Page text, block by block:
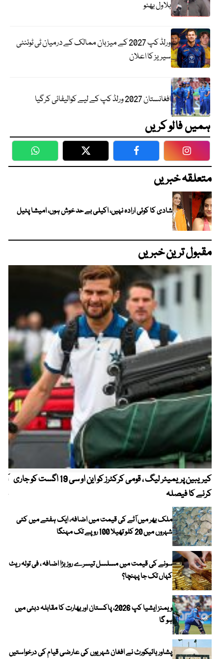
بلاول بھٹو
ورلڈ کپ 2027 کے میزبان ممالک کے درمیان ٹی ٹوئنٹی
سیریز کا اعلان
افغانستان 2027 ورلڈ کپ کے لیے کوالیفائی کرگیا
ہمیں فالو کریں
WhatsApp Twitter Facebook
متعلقہ خبریں
شادی کا کوئی ارادہ نہیں، اکیلی بے حد خوش ہوں، امیشا پٹیل
مقبول ترین خبریں
کیریبین پریمیئر لیگ ، قومی کرکٹرز کو این او سی 19 اگست کو جاری
کرنے کا فیصلہ
ملک بھر میں آٹے کی قیمت میں اضافہ، ایک ہفتے میں کئی
شہروں میں 20 کلو تھیلا 100 روپے تک مہنگا
سونے کی قیمت میں مسلسل تیسرے روز بڑا اضافہ ، فی تولہ ریٹ
کہاں تک جا پہنچا؟
ویمنز ایشیا کپ 2026، پاکستان اور بھارت کا مقابلہ دبئی میں
ہو گا
پشاور ہائیکورٹ نے افغان شہریوں کی عارضی قیام کی درخواستیں